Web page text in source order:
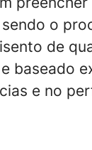
o
de
baseado
e no